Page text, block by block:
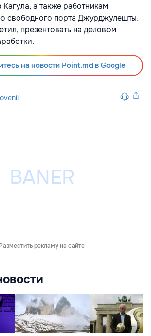
а также работникам
свободного порта Джурджулешты,
презентовать на деловом
на новости Point.md в Google
Разместить рекламу на сайте